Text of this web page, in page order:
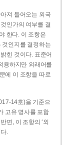
져 들어오는 외국
인가의 여부를 결
한다. 이 조항은
것인지를 결정하는
힌 것이다. 표준어
용하지만 외래어를
에 이 조항을 따로
14호)을 기준으
고유 명사를 포함
면, 이 조항의 ‘외
.